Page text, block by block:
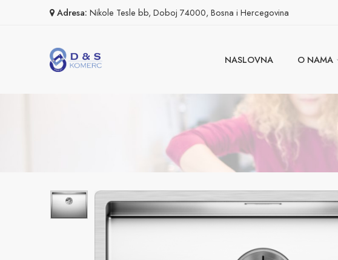
Adresa: Nikole Tesle bb, Doboj 74000, Bosna i Hercegovina
NASLOVNA O NAMA